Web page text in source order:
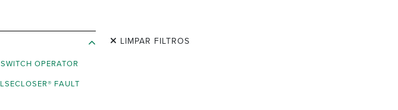
OPERATOR
FAULT
LIMPAR FILTROS